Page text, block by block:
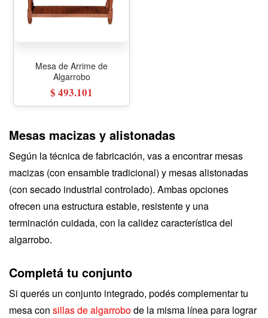
Mesa de Arrime de
Algarrobo
$ 493.101
Mesas macizas y alistonadas
Según la técnica de fabricación, vas a encontrar mesas
macizas (con ensamble tradicional) y mesas alistonadas
(con secado industrial controlado). Ambas opciones
ofrecen una estructura estable, resistente y una
terminación cuidada, con la calidez característica del
algarrobo.
Completá tu conjunto
Si querés un conjunto integrado, podés complementar tu
mesa con sillas de algarrobode la misma línea para lograr